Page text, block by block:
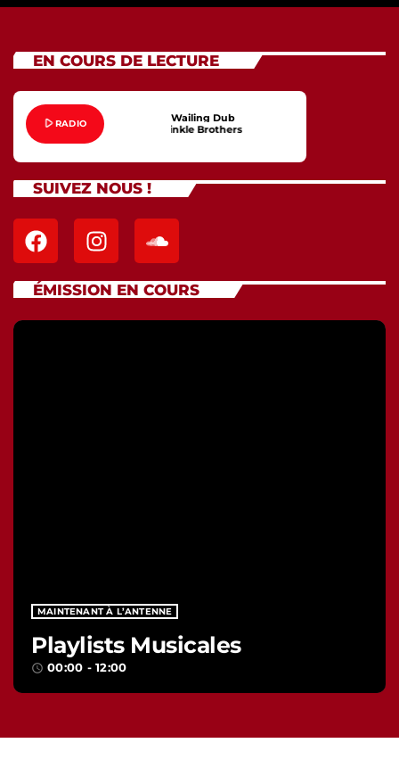
EN COURS DE LECTURE
play_arrowRADIO
Wailing Dub
The Twinkle Brothers
SUIVEZ NOUS !
ÉMISSION EN COURS
MAINTENANT À L’ANTENNE
Playlists Musicales
access_time 00:00 - 12:00